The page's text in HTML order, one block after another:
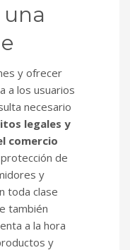
y ofrecer
a los usuarios
necesario
legales y
comercio
de
y
toda clase
también
a la hora
y